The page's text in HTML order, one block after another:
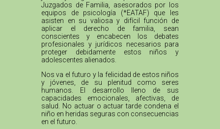
Juzgados de Familia, asesorados por los
equipos de psicología (*EATAF) que les
asisten en su valiosa y difícil función de
aplicar el derecho de familia, sean
conscientes y encabecen los debates
profesionales y jurídicos necesarios para
proteger debidamente estos niños y
adolescentes alienados.
Nos va el futuro y la felicidad de estos niños
y jóvenes, de su plenitud como seres
humanos. El desarrollo lleno de sus
capacidades emocionales, afectivas, de
salud. No actuar o actuar tarde condena el
niño en heridas seguras con consecuencias
en el futuro.